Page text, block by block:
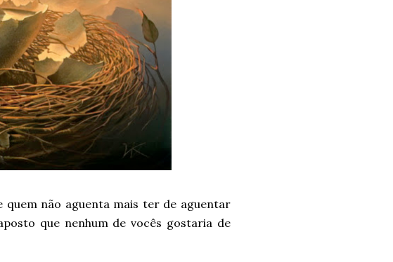
não aguenta mais ter de aguentar
que nenhum de vocês gostaria de